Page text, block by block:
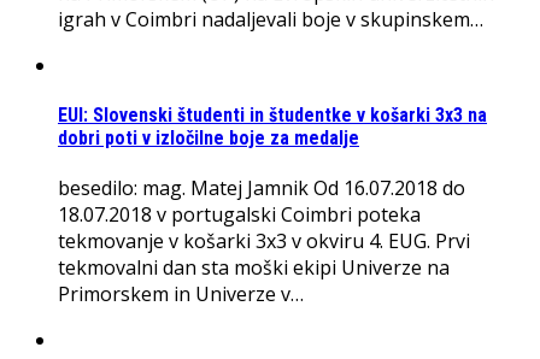
igrah v Coimbri nadaljevali boje v skupinskem…
EUI: Slovenski študenti in študentke v košarki 3x3 na
dobri poti v izločilne boje za medalje
besedilo: mag. Matej Jamnik Od 16.07.2018 do
18.07.2018 v portugalski Coimbri poteka
tekmovanje v košarki 3x3 v okviru 4. EUG. Prvi
tekmovalni dan sta moški ekipi Univerze na
Primorskem in Univerze v…